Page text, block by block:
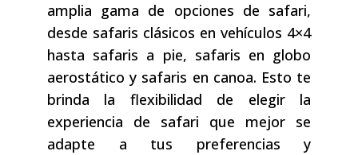
amplia gama de opciones de safari,
desde safaris clásicos en vehículos 4×4
hasta safaris a pie, safaris en globo
aerostático y safaris en canoa. Esto te
brinda la flexibilidad de elegir la
experiencia de safari que mejor se
adapte a tus preferencias y